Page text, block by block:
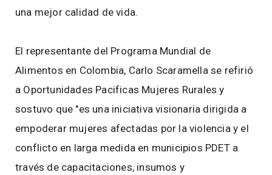
una mejor calidad de vida.
El representante del Programa Mundial de
Alimentos en Colombia, Carlo Scaramella se refirió
a Oportunidades Pacificas Mujeres Rurales y
sostuvo que "es una iniciativa visionaria dirigida a
empoderar mujeres afectadas por la violencia y el
conflicto en larga medida en municipios PDET a
través de capacitaciones, insumos y